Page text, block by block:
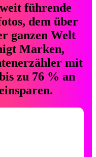
führende
dem über
ganzen Welt
Marken,
mit
zu 76 % an